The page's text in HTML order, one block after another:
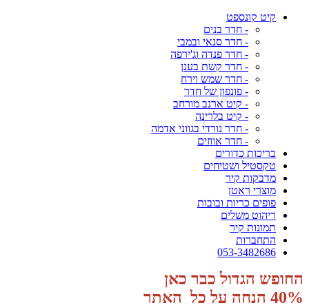
קיט קונספט
- חדר בנים
- חדר סנאי ובמבי
- חדר פנדה וג'ירפה
- חדר קשת בענן
- חדר שמש וירח
- פונפון של חדר
- קיט ארנב מורחב
- קיט בלרינה
- חדר נורדי בגווני אדמה
- חדר אווזים
בריכות כדורים
טקסטיל ושטיחים
מדבקות קיר
מוצרי ראטן
פופים כריות ובובות
ריהוט משלים
תמונות קיר
התחברות
053-3482686
החופש הגדול כבר כאן
40% הנחה על כל האתר